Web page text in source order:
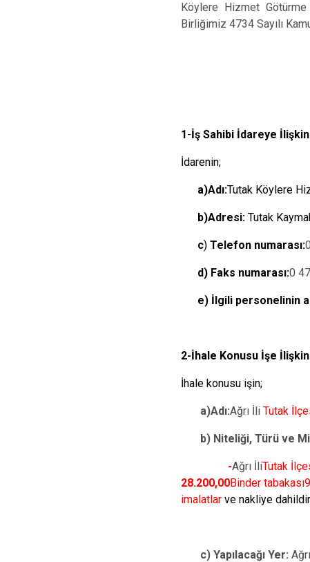
Köylere Hizmet
Birliğimiz 4734 Sayılı
1-İş Sahibi İdareye
İdarenin;
a)Adı:Tutak
b)Adresi: Tutak
c) Telefon numarası:
d) Faks numarası:0
e) İlgili personelinin
2-İhale Konusu İşe
İhale konusu işin;
a)Adı:Ağrı İli Tutak
b) Niteliği, Türü ve
-Ağrı İliTutak
28.200,00Binder
imalatlar ve nakliye
c) Yapılacağı Yer: